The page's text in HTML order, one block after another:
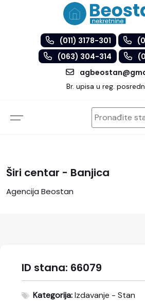
(011) 3178-301
(063) 304-314
Br. upisa u reg.
Širi centar - Banjica
Agencija Beostan
ID stana: 66079
Kategorija:Izdavanje - Stan